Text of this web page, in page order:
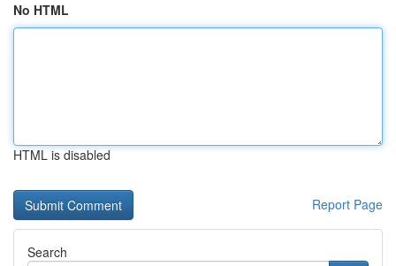
No HTML
HTML is disabled
Report Page
Search